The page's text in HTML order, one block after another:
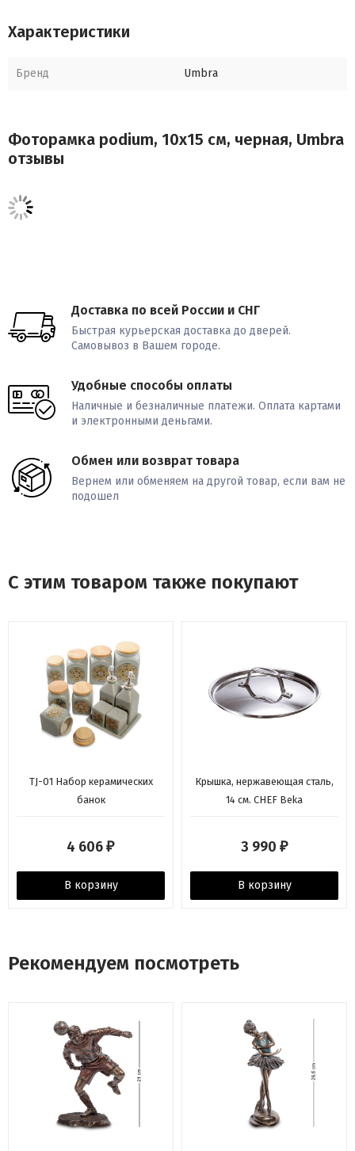
Дизайн: Wesley Chau
Характеристики
Бренд Umbra
Фоторамка podium, 10х15 см, черная, Umbra
отзывы
Доставка по всей России и СНГ
Быстрая курьерская доставка до дверей.
Самовывоз в Вашем городе.
Удобные способы оплаты
Наличные и безналичные платежи. Оплата картами
и электронными деньгами.
Обмен или возврат товара
Вернем или обменяем на другой товар, если вам не
подошел
С этим товаром также покупают
TJ-01 Набор керамических
банок
4 606 ₽
В корзину
Крышка, нержавеющая сталь,
14 см. CHEF Beka
3 990 ₽
В корзину
Рекомендуем посмотреть